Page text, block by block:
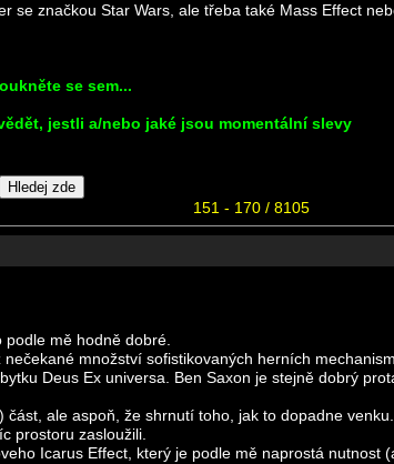
se značkou Star Wars, ale třeba také Mass Effect
se sem...
jestli a/nebo jaké jsou momentální slevy
151 - 170 / 8105
mě hodně dobré.
množství sofistikovaných herních
Deus Ex universa. Ben Saxon je stejně dobrý
ale aspoň, že shrnutí toho, jak to dopadne venku.
prostoru zasloužili.
Icarus Effect, který je podle mě naprostá nutnost